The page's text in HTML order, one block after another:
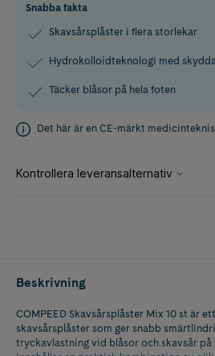
Snabba fakta
Skavsårsplåster i flera storlekar
Hydrokolloidteknologi med
Täcker blåsor på hela foten
Det här är en CE-märkt
Beskrivning
COMPEED Skavsårsplåster Mix 10 st är
skavsårsplåster som ger snabb
tryckavlastning vid blåsor och skavsår